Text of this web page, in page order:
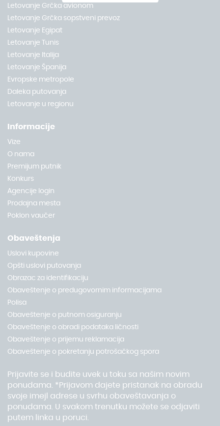
Letovanje Grčka avionom
Letovanje Grčka sopstveni prevoz
Letovanje Egipat
Letovanje Tunis
Letovanje Italija
Letovanje Španija
Evropske metropole
Daleka putovanja
Letovanje u regionu
Informacije
Vize
O nama
Premijum putnik
Konkurs
Agencije login
Prodajna mesta
Poklon vaučer
Obaveštenja
Uslovi kupovine
Opšti uslovi putovanja
Obrazac za identifikaciju
Obaveštenje o predugovornim informacijama
Polisa
Obaveštenje o putnom osiguranju
Obaveštenje o obradi podataka ličnosti
Obaveštenje o prijemu reklamacija
Obaveštenje o pokretanju potrošačkog spora
Prijavite se i budite uvek u toku sa našim novim
ponudama. *Prijavom dajete pristanak na obradu
svoje imejl adrese u svrhu obaveštavanja o
ponudama. U svakom trenutku možete se odjaviti
putem linka u poruci.